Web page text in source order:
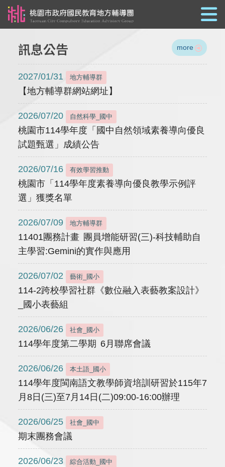
訊息公告 more
2027/01/31 地方輔導群
【地方輔導群網站網址】
2026/07/20 自然科學_國中
桃園市114學年度「國中自然領域素養導向優良
試題甄選」成績公告
2026/07/16 有效學習推動
桃園市「114學年度素養導向優良教學示例評
選」獲獎名單
2026/07/09 地方輔導群
11401團務計畫 團員增能研習(三)-科技輔助自
主學習:Gemini的實作與應用
2026/07/02 藝術_國小
114-2跨校學習社群《數位融入表藝教案設計》
_國小表藝組
2026/06/26 社會_國小
114學年度第二學期 6月聯席會議
2026/06/26 本土語_國小
114學年度閩南語文教學師資培訓研習於115年7
月8日(三)至7月14日(二)09:00-16:00辦理
2026/06/25 社會_國中
期末團務會議
2026/06/23 綜合活動_國中